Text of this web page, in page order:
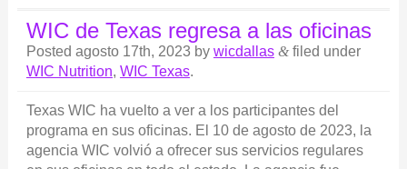
WIC de Texas regresa a las oficinas
Posted agosto 17th, 2023 by wicdallas &filed under
WIC Nutrition, WIC Texas.
Texas WIC ha vuelto a ver a los participantes del
programa en sus oficinas. El 10 de agosto de 2023, la
agencia WIC volvió a ofrecer sus servicios regulares